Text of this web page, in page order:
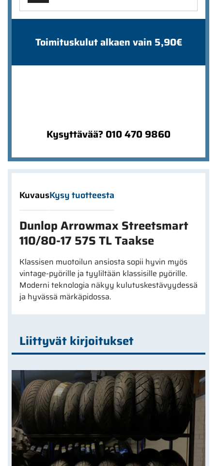
Toimituskulut alkaen vain 5,90€
Kysyttävää? 010 470 9860
KuvausKysy tuotteesta
Dunlop Arrowmax Streetsmart
110/80-17 57S TL Taakse
Klassisen muotoilun ansiosta sopii hyvin myös
vintage-pyörille ja tyyliltään klassisille pyörille.
Moderni teknologia näkyy kulutuskestävyydessä
ja hyvässä märkäpidossa.
Liittyvät kirjoitukset